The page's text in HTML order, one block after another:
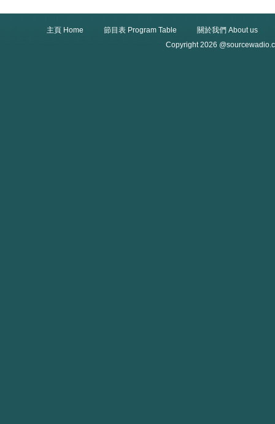
主頁 Home 節目表 Program Table
關於我們 About us
Copyright 2026